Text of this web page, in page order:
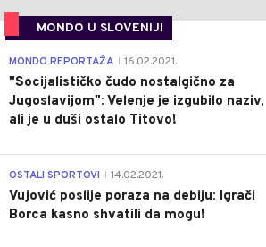
MONDO U SLOVENIJI
MONDO REPORTAŽA 16.02.2021.
"Socijalističko čudo nostalgično za
Jugoslavijom": Velenje je izgubilo naziv,
ali je u duši ostalo Titovo!
OSTALI SPORTOVI 14.02.2021.
Vujović poslije poraza na debiju: Igrači
Borca kasno shvatili da mogu!